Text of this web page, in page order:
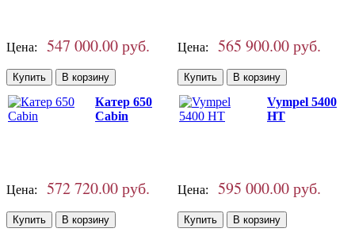
Цена: 547 000.00 руб. Цена: 565 900.00 руб.
Катер 650
Cabin
Цена: 572 720.00 руб.
Vympel 5400
HT
Цена: 595 000.00 руб.